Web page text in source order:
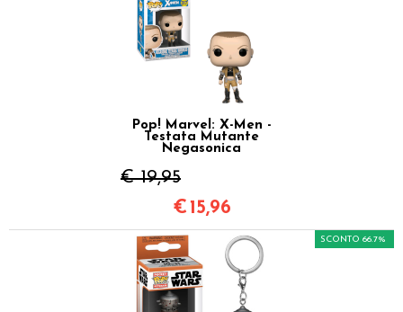
Pop! Marvel: X-Men -
Testata Mutante
Negasonica
€ 19,95
€ 15,96
SCONTO 66.7%